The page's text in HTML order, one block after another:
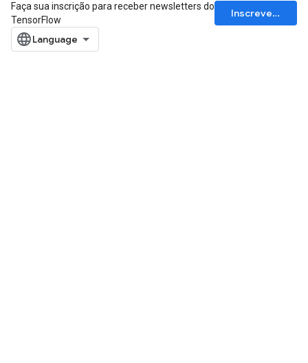
Faça sua inscrição para receber newsletters do
TensorFlow
Inscrever-se